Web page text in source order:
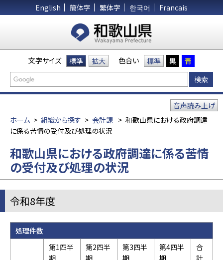
English 簡体字 繁体字 한국어 Francais
文字サイズ 標準 拡大 色合い 標準 黒 青
ホーム > 組織から探す > 会計課 > 和歌山県における政府調達
に係る苦情の受付及び処理の状況
音声読み上げ
和歌山県における政府調達に係る苦情
の受付及び処理の状況
令和8年度
処理件数
第1四半
期
第2四半
期
第3四半
期
第4四半
期
合
計